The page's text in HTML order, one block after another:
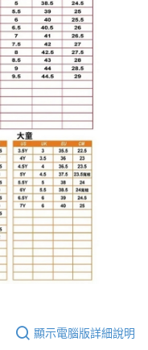
顯示電腦版詳細說明